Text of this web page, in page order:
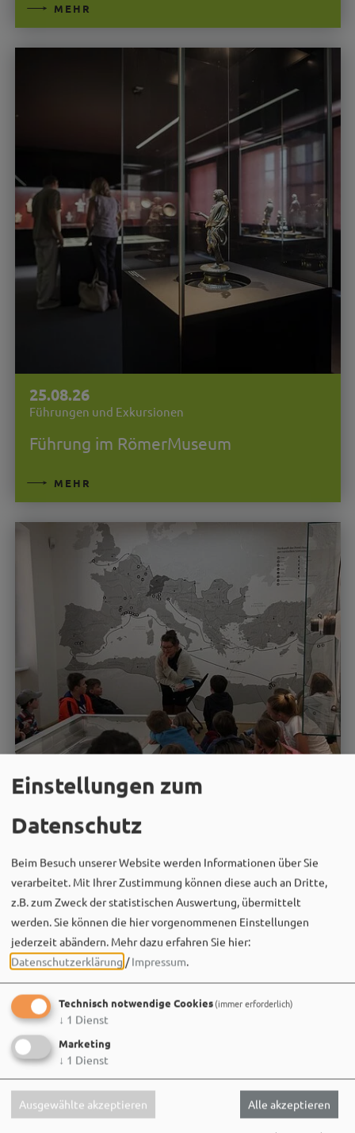
MEHR
25.08.26
Führungen und Exkursionen
Führung im RömerMuseum
MEHR
27.08.26
Kinderveranstaltung
Kinderferienprogramm
SAGENhaft! Ein Lese-Erzähl-Abenteuer für kleine
Römerschatzentdecker
MEHR
Einstellungen zum
Datenschutz
Beim Besuch unserer Website werden Informationen über Sie
verarbeitet. Mit Ihrer Zustimmung können diese auch an Dritte,
z.B. zum Zweck der statistischen Auswertung, übermittelt
werden. Sie können die hier vorgenommenen Einstellungen
jederzeit abändern. Mehr dazu erfahren Sie hier:
Datenschutzerklärung /Impressum.
Technisch notwendige Cookies(immer erforderlich)
↓ 1 Dienst
Marketing
↓ 1 Dienst
Ausgewählte akzeptieren Alle akzeptieren